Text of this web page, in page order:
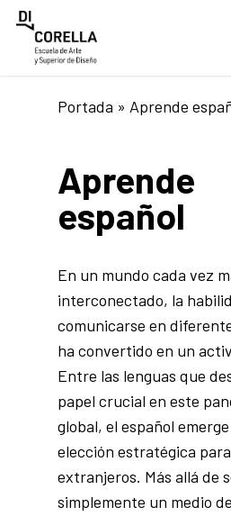
Skip
Portada » Aprende
Aprende
español
En un mundo cada vez
interconectado, la
comunicarse en
ha convertido en un
Entre las lenguas que
papel crucial en este
global, el español
elección estratégica
extranjeros. Más allá de
simplemente un medio de